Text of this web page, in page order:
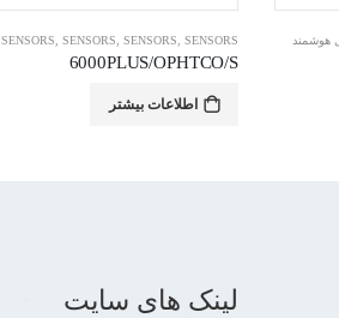
هوشمند SENSORS, SENSORS, SENSORS, SENSORS
6000PLUS/OPHTCO/S
اطلاعات بیشتر
لینک های سایت